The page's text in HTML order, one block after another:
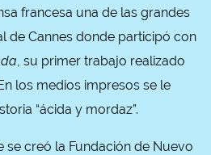
francesa una de las grandes
de Cannes donde participó con
, su primer trabajo realizado
los medios impresos se le
“ácida y mordaz”.
se creó la Fundación de Nuevo